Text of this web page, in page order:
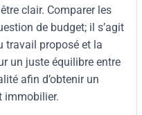
clair. Comparer les
de budget; il s’agit
travail proposé et la
un juste équilibre entre
afin d’obtenir un
immobilier.